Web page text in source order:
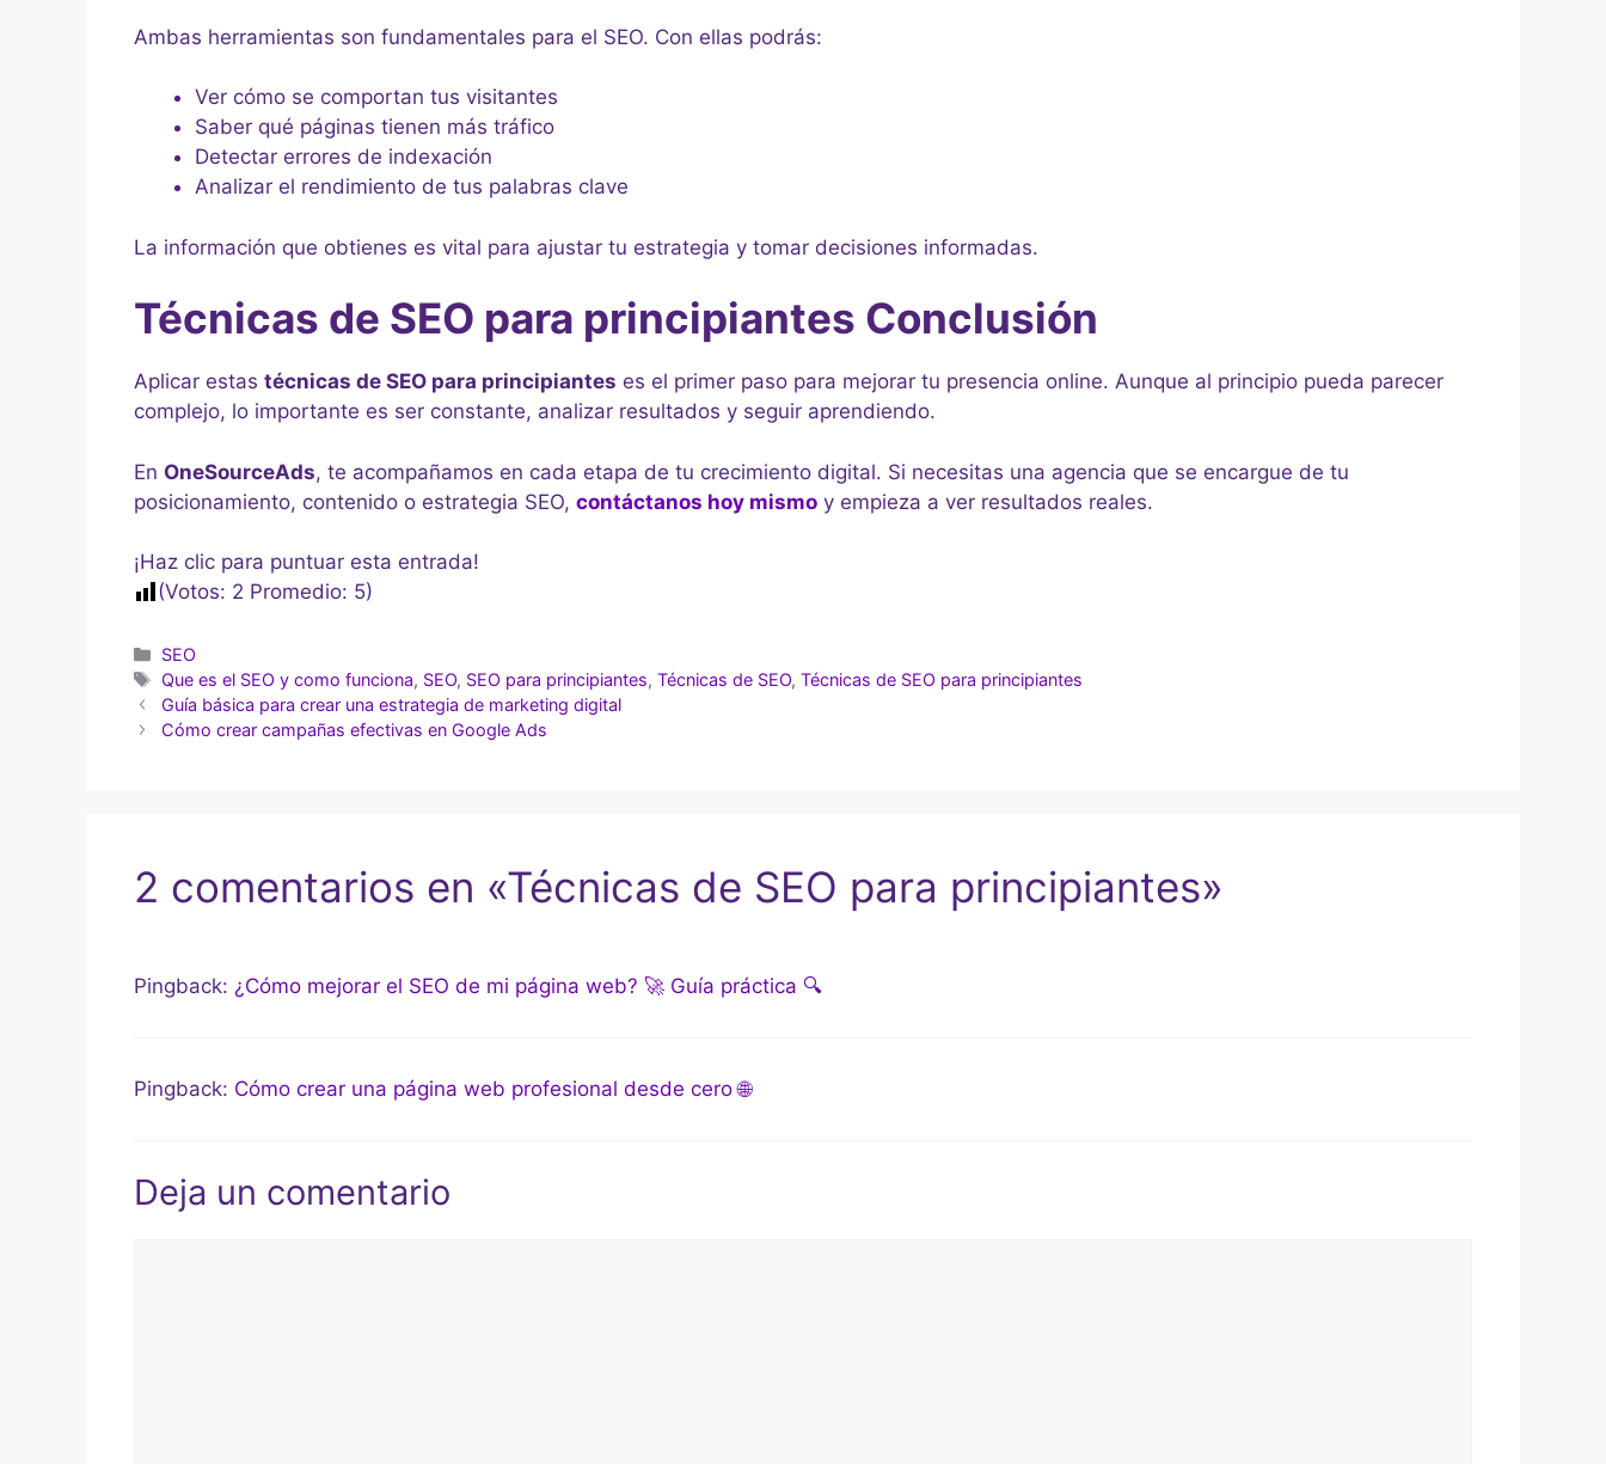
Ambas herramientas son fundamentales para el SEO. Con ellas podrás:
Ver cómo se comportan tus visitantes
Saber qué páginas tienen más tráfico
Detectar errores de indexación
Analizar el rendimiento de tus palabras clave
La información que obtienes es vital para ajustar tu estrategia y tomar decisiones informadas.
Técnicas de SEO para principiantes Conclusión
Aplicar estas técnicas de SEO para principiantes es el primer paso para mejorar tu presencia online. Aunque al principio pueda parecer
complejo, lo importante es ser constante, analizar resultados y seguir aprendiendo.
En OneSourceAds, te acompañamos en cada etapa de tu crecimiento digital. Si necesitas una agencia que se encargue de tu
posicionamiento, contenido o estrategia SEO, contáctanos hoy mismo y empieza a ver resultados reales.
¡Haz clic para puntuar esta entrada!
(Votos: 2 Promedio: 5)
SEO
Que es el SEO y como funciona, SEO, SEO para principiantes,Técnicas de SEO,Técnicas de SEO para principiantes
Guía básica para crear una estrategia de marketing digital
Cómo crear campañas efectivas en Google Ads
2 comentarios en «Técnicas de SEO para principiantes»
Pingback: ¿Cómo mejorar el SEO de mi página web? 🚀 Guía práctica 🔍
Pingback: Cómo crear una página web profesional desde cero 🌐
Deja un comentario